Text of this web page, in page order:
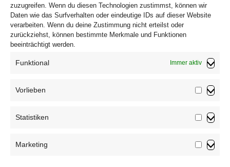
zuzugreifen. Wenn du diesen Technologien zustimmst, können wir
Daten wie das Surfverhalten oder eindeutige IDs auf dieser Website
verarbeiten. Wenn du deine Zustimmung nicht erteilst oder
zurückziehst, können bestimmte Merkmale und Funktionen
beeinträchtigt werden.
Funktional Immer aktiv
Vorlieben
Statistiken
Marketing